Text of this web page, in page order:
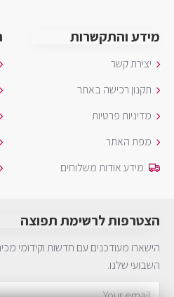
מידע והתקשרות
יצירת קשר
תקנון רכישה באתר
מדיניות פרטיות
מפת האתר
מידע אודות משלוחים
הצטרפות לרשימת תפוצה
הישארו מעודכנים עם חדשות וקידומי
השבועי שלנו.